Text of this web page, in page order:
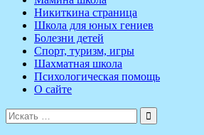
Никиткина страница
Школа для юных гениев
Болезни детей
Спорт, туризм, игры
Шахматная школа
Психологическая помощь
О сайте
Поиск
для: